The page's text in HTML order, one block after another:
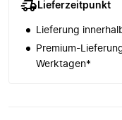
Lieferzeitpunkt
Lieferung
Premium-
Werktagen*